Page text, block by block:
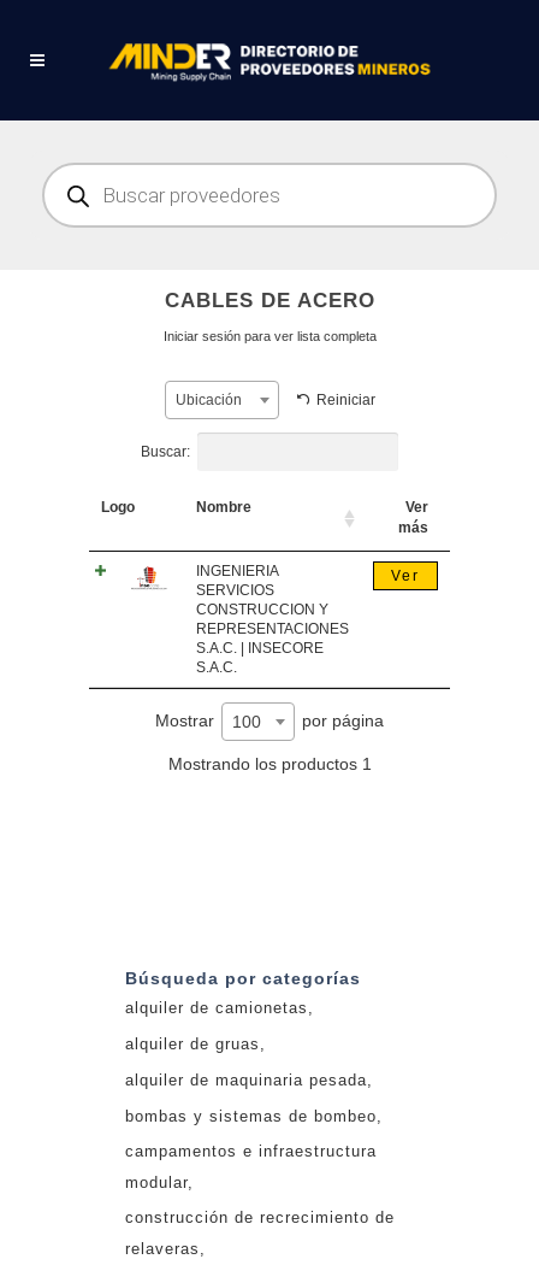
Búsqueda
de
productos
CABLES DE ACERO
Iniciar sesión para ver lista completa
Ubicación Reiniciar
Buscar:
Logo Nombre
Ver
más
INGENIERIA
SERVICIOS
CONSTRUCCION Y
REPRESENTACIONES
S.A.C. | INSECORE
S.A.C.
Ver
Mostrar 100 por página
Mostrando los productos 1
Búsqueda por categorías
alquiler de camionetas
alquiler de gruas
alquiler de maquinaria pesada
bombas y sistemas de bombeo
campamentos e infraestructura
modular
construcción de recrecimiento de
relaveras